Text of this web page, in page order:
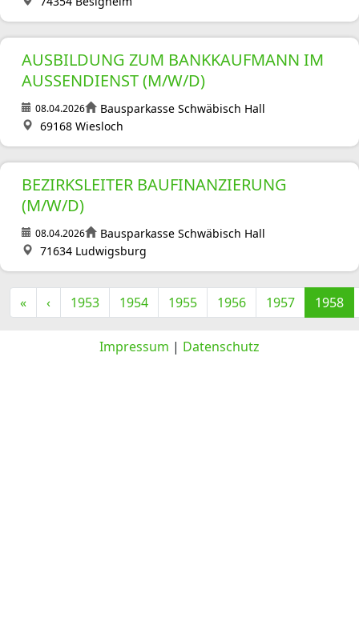
AUSBILDUNG ZUM BANKKAUFMANN IM
AUSSENDIENST (M/W/D)
08.04.2026
Bausparkasse Schwäbisch Hall
69168 Wiesloch
BEZIRKSLEITER BAUFINANZIERUNG
(M/W/D)
08.04.2026
Bausparkasse Schwäbisch Hall
71634 Ludwigsburg
« ‹ 1953 1954 1955 1956 1957 1958
Impressum | Datenschutz